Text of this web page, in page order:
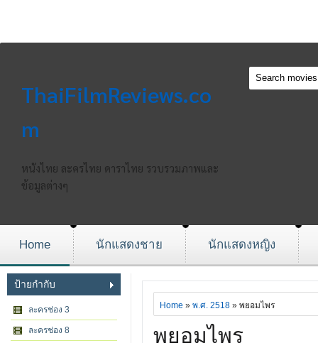
ThaiFilmReviews.co
m
หนังไทย ละครไทย ดาราไทย รวบรวมภาพและ
ข้อมูลต่างๆ
Home นักแสดงชาย นักแสดงหญิง
ป้ายกำกับ
ละครช่อง 3
ละครช่อง 8
Home » พ.ศ. 2518 » พยอมไพร
พยอมไพร